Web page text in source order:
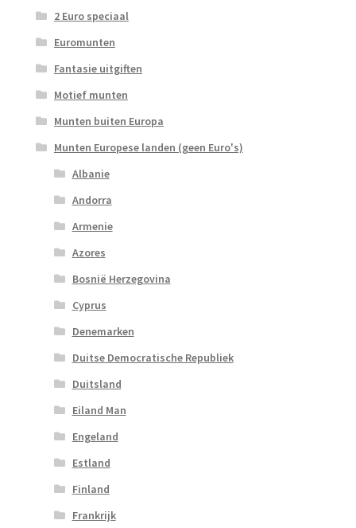
2 Euro speciaal
Euromunten
Fantasie uitgiften
Motief munten
Munten buiten Europa
Munten Europese landen (geen Euro's)
Albanie
Andorra
Armenie
Azores
Bosnië Herzegovina
Cyprus
Denemarken
Duitse Democratische Republiek
Duitsland
Eiland Man
Engeland
Estland
Finland
Frankrijk